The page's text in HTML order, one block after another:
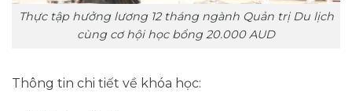
Thực tập hưởng lương 12 tháng ngành Quản trị Du lịch
cùng cơ hội học bổng 20.000 AUD
Thông tin chi tiết về khóa học: